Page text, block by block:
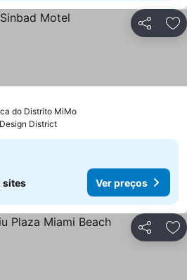
Partilhar
do Distrito MiMo
District
sites Ver preços
Partilhar